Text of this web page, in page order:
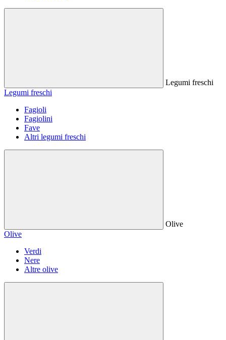
Legumi freschi
Legumi freschi
Fagioli
Fagiolini
Fave
Altri legumi freschi
Olive
Olive
Verdi
Nere
Altre olive